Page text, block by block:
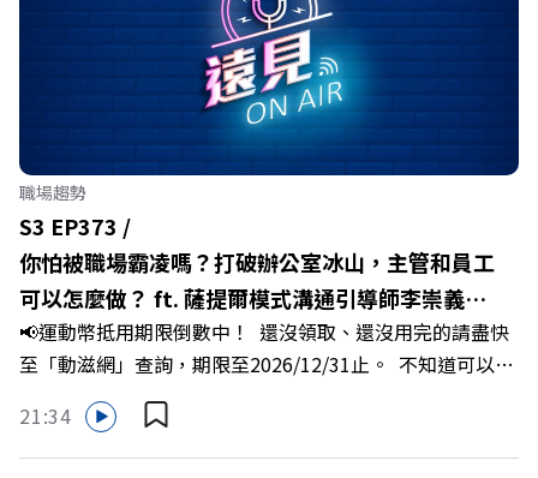
許喻理。帶你深入剖析《嘉義被看見了》書中收錄的八年轉
型故事，讀懂這段洗天換地的歷程，並共同看見下一個黃金
十年的發展藍圖！ 🔺翁章梁縣長如何攜手團隊，在大牌林
立的科技版圖中搶先卡位亞創中心？🔺品牌如何雙重升級，
化傳統作物為高價值的精品品牌？🔺如何將自身的失敗學，
轉化為凝聚團隊與縣民認同感的力量？🔺在迎向黃金十年的
新局下，嘉義如何打造子弟能安心安居的未來？ 主持人／
遠見雜誌副社長兼遠見智庫總編輯 李建興 與談人／嘉義縣
縣長 翁章梁、立法委員 蔡易餘、財信傳媒集團董事長 謝金
河、紙風車劇團創辦人 李永豐、嘉義縣人力發展所所長 許
喻理+++++🎂歡慶遠見40歲生日！手速搶下破天荒的獨家
優惠>>>https://gvmkt.pse.is/9e5pbz✨關注《遠見》更多
的社群：LINE：https://reurl.cc/A4ELQpIG：
https://bit.ly/3AjBWNVYT：https://bit.ly/38jNi9k
職場趨勢
S3 EP373 /
你怕被職場霸凌嗎？打破辦公室冰山，主管和員工
可以怎麼做？ ft. 薩提爾模式溝通引導師李崇義、
謝佳芸
📢運動幣抵用期限倒數中！ 還沒領取、還沒用完的請盡快
至「動滋網」查詢，期限至2026/12/31止。 不知道可以在
哪裡使用嗎？ 上「動滋網」【合作店家】專區，全台五千
多家合作業者任你選，馬上來找適用地點！ ➡️
https://fstry.pse.is/9epct2 —— 以上為 FMTaiwan 與
21:34